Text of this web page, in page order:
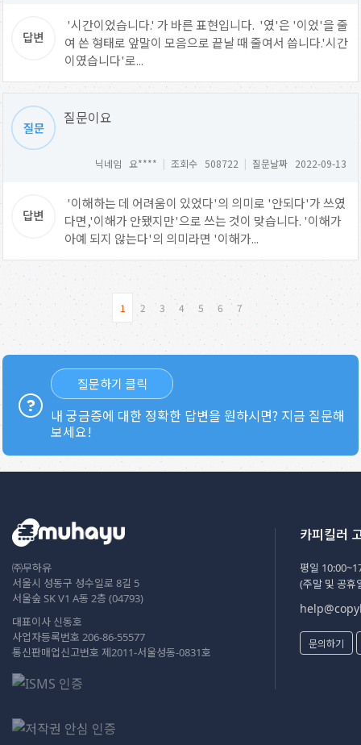
'시간이었습니다.' 가 바른 표현입니다. '였'은 '이었'을 줄
여 쓴 형태로 앞말이 모음으로 끝날 때 줄여서 씁니다.'시간
이였습니다'로...
질문이요
닉네임 요**** | 조회수 508722 | 질문날짜 2022-09-13
'이해하는 데 어려움이 있었다'의 의미로 '안되다'가 쓰였
다면,'이해가 안됐지만'으로 쓰는 것이 맞습니다. '이해가
아예 되지 않는다'의 의미라면 '이해가...
1 2 3 4 5 6 7
질문하기 클릭
내 궁금증에 대한 정확한 답변을 원하시면? 지금 질문해
보세요!
㈜무하유
서울시 성동구 성수일로 8길 5
서울숲 SK V1 A동 2층 (04793)
대표이사 신동호
사업자등록번호 206-86-55577
통신판매업신고번호 제2011-서울성동-0831호
카피킬러
평일
(주말 및 공휴
문의하기